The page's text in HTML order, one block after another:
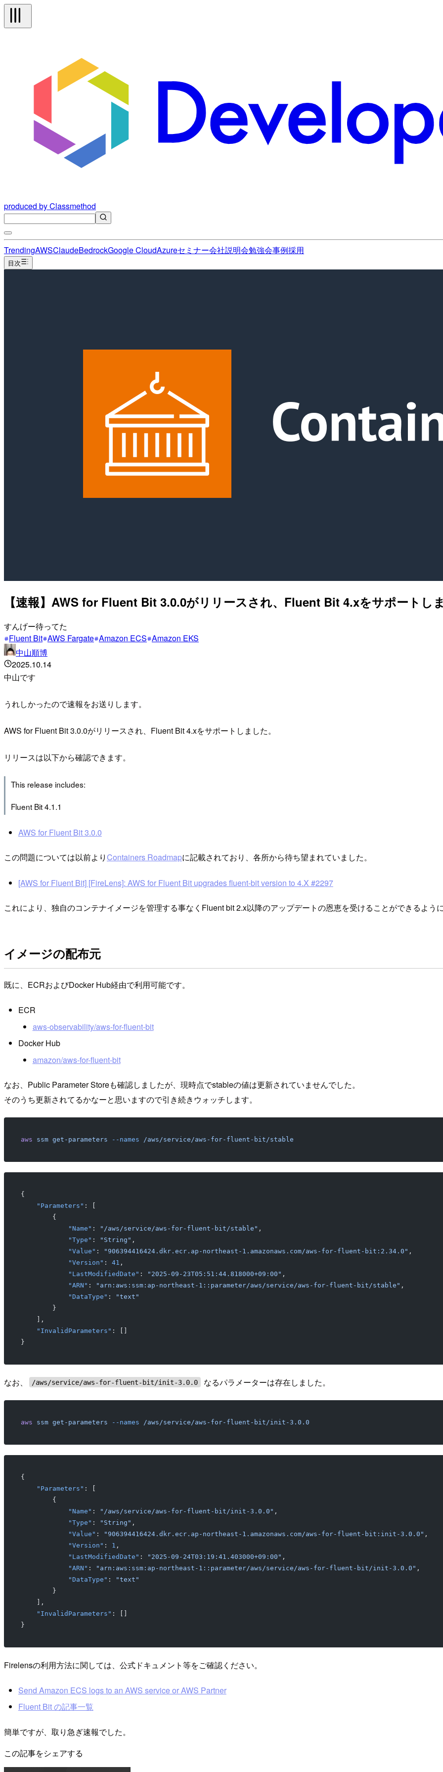
produced by Classmethod
TrendingAWSClaudeBedrockGoogle CloudAzureセミナー会社説明会勉強会事例採用
目次
【速報】AWS for Fluent Bit 3.0.0がリリースされ、Fluent Bit 4.xをサポートし
すんげー待ってた
Fluent Bit AWS Fargate Amazon ECS Amazon EKS
中山順博
2025.10.14
中山です
うれしかったので速報をお送りします。
AWS for Fluent Bit 3.0.0がリリースされ、Fluent Bit 4.xをサポートしました。
リリースは以下から確認できます。
This release includes:
Fluent Bit 4.1.1
AWS for Fluent Bit 3.0.0
この問題については以前よりContainers Roadmapに記載されており、各所から待ち望まれていました。
[AWS for Fluent Bit] [FireLens]: AWS for Fluent Bit upgrades fluent-bit version to 4.X #2297
これにより、独自のコンテナイメージを管理する事なくFluent bit 2.x以降のアップデートの恩恵を受けることができるよう
イメージの配布元
既に、ECRおよびDocker Hub経由で利用可能です。
ECR
aws-observability/aws-for-fluent-bit
Docker Hub
amazon/aws-for-fluent-bit
なお、Public Parameter Storeも確認しましたが、現時点でstableの値は更新されていませんでした。
そのうち更新されてるかなーと思いますので引き続きウォッチします。
aws ssm get-parameters --names /aws/service/aws-for-fluent-bit/stable
{
    "Parameters"
: [
        {
            "Name"
: "/aws/service/aws-for-fluent-bit/stable" ,
            "Type"
: "String" ,
            "Value"
: "906394416424.dkr.ecr.ap-northeast-1.amazonaws.com/aws-for-fluent-bit:2.34.0" ,
            "Version"
: 41 ,
            "LastModifiedDate"
: "2025-09-23T05:51:44.818000+09:00" ,
            "ARN"
: "arn:aws:ssm:ap-northeast-1::parameter/aws/service/aws-for-fluent-bit/stable" ,
            "DataType"
:
"text"
        }
    ],
    "InvalidParameters"
: []
}
なお、 /aws/service/aws-for-fluent-bit/init-3.0.0 なるパラメーターは存在しました。
aws ssm get-parameters --names /aws/service/aws-for-fluent-bit/init-3.0.0
{
    "Parameters"
: [
        {
            "Name"
: "/aws/service/aws-for-fluent-bit/init-3.0.0" ,
            "Type"
: "String" ,
            "Value"
: "906394416424.dkr.ecr.ap-northeast-1.amazonaws.com/aws-for-fluent-bit:init-3.0.0" ,
            "Version"
: 1 ,
            "LastModifiedDate"
: "2025-09-24T03:19:41.403000+09:00" ,
            "ARN"
: "arn:aws:ssm:ap-northeast-1::parameter/aws/service/aws-for-fluent-bit/init-3.0.0" ,
            "DataType"
:
"text"
        }
    ],
    "InvalidParameters"
: []
}
Firelensの利用方法に関しては、公式ドキュメント等をご確認ください。
Send Amazon ECS logs to an AWS service or AWS Partner
Fluent Bit の記事一覧
簡単ですが、取り急ぎ速報でした。
この記事をシェアする